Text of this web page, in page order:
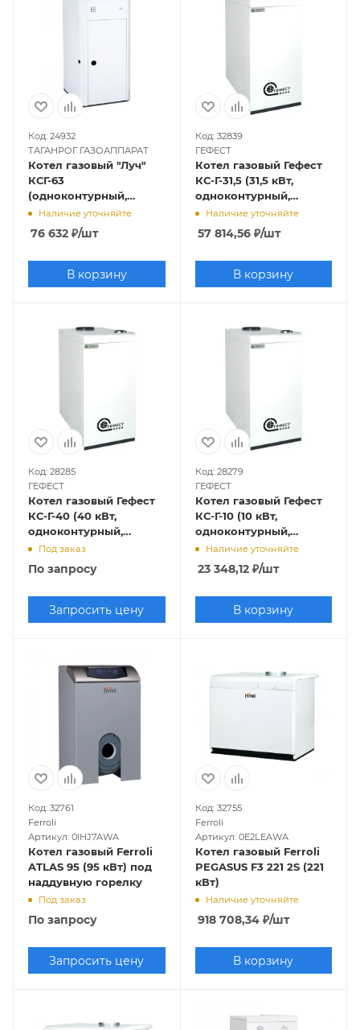
Код: 24932
ТАГАНРОГ ГАЗОАППАРАТ
Котел газовый "Луч"
КСГ-63
(одноконтурный,
открытая камера
сгорания)
Наличие уточняйте
76 632 ₽/шт
В корзину
Код: 32839
ГЕФЕСТ
Котел газовый Гефест
КС-Г-31,5 (31,5 кВт,
одноконтурный,
открытая камера
Наличие уточняйте
57 814,56₽/шт
В корзину
Код: 28285
ГЕФЕСТ
Котел газовый Гефест
КС-Г-40 (40 кВт,
одноконтурный,
открытая камера
сгорания)
Под заказ
По запросу
Запросить цену
Код: 28279
ГЕФЕСТ
Котел газовый Гефест
КС-Г-10 (10 кВт,
одноконтурный,
открытая камера
сгорания)
Наличие уточняйте
23 348,12₽/шт
В корзину
Код: 32761
Ferroli
Артикул: 0IHJ7AWA
Котел газовый Ferroli
ATLAS 95 (95 кВт) под
наддувную горелку
Под заказ
По запросу
Запросить цену
Код: 32755
Ferroli
Артикул: 0E2LEAWA
Котел газовый Ferroli
PEGASUS F3 221 2S (221
кВт)
Наличие уточняйте
918 708,34₽/шт
В корзину